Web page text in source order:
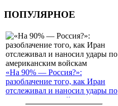
ПОПУЛЯРНОЕ
«На 90% — Россия?»:
разоблачение того, как Иран
отслеживал и наносил удары по
американским войскам